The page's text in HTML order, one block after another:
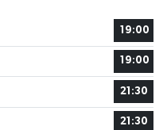
19:00
19:00
21:30
21:30